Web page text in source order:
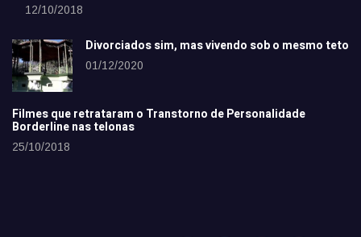
12/10/2018
Divorciados sim, mas vivendo sob o mesmo teto
01/12/2020
Filmes que retrataram o Transtorno de Personalidade
Borderline nas telonas
25/10/2018